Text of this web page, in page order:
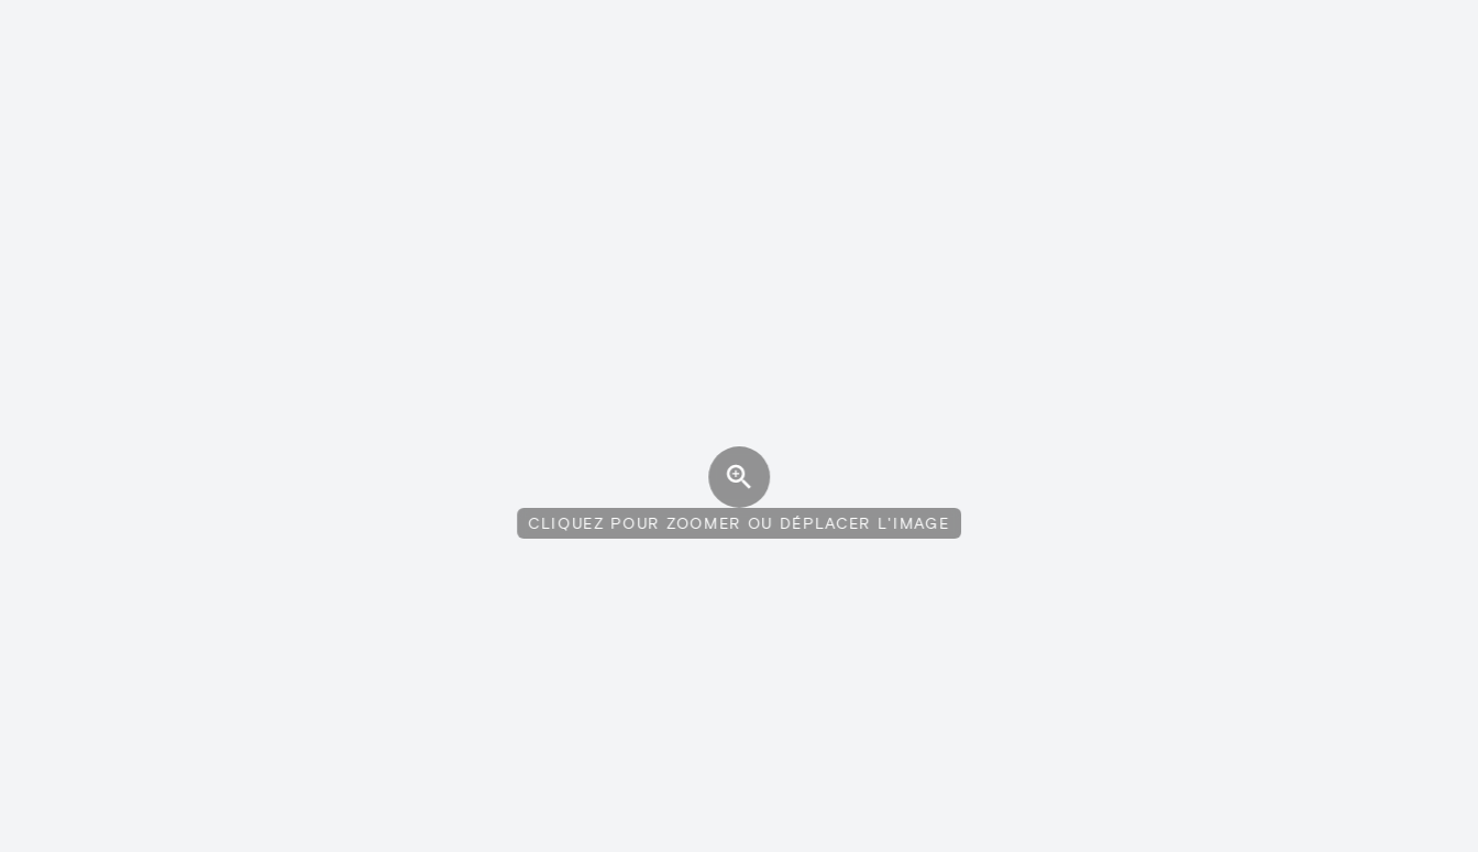
CLIQUEZ POUR ZOOMER OU DÉPLACER L'IMAGE